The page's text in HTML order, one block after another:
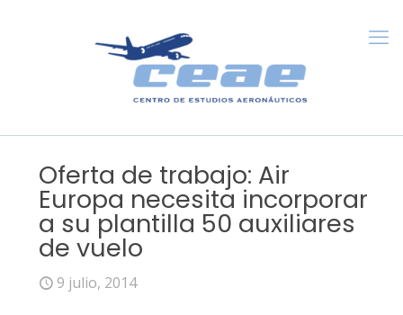
Oferta de trabajo: Air
Europa necesita incorporar
a su plantilla 50 auxiliares
de vuelo
9 julio, 2014